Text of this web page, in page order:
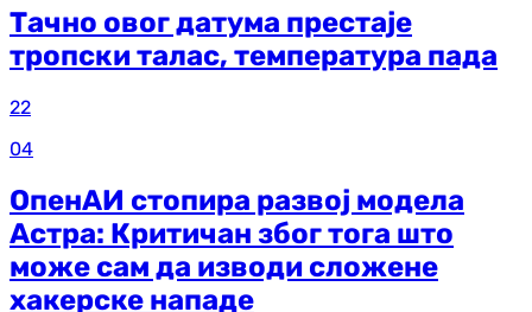
Тачно овог датума престаје
тропски талас, температура пада
22
04
ОпенАИ стопира развој модела
Астра: Критичан због тога што
може сам да изводи сложене
хакерске нападе